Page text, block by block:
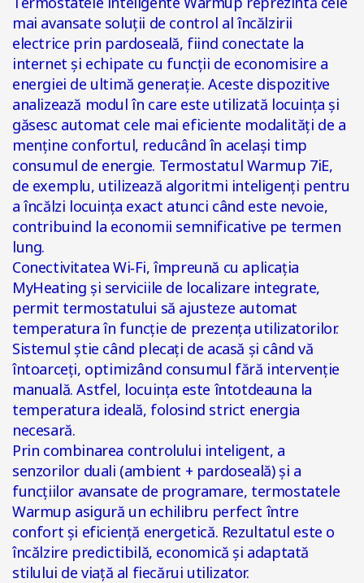
mai avansate soluții de control al încălzirii
electrice prin pardoseală, fiind conectate la
internet și echipate cu funcții de economisire a
energiei de ultimă generație. Aceste dispozitive
analizează modul în care este utilizată locuința și
găsesc automat cele mai eficiente modalități de a
menține confortul, reducând în același timp
consumul de energie. Termostatul Warmup 7iE,
de exemplu, utilizează algoritmi inteligenți pentru
a încălzi locuința exact atunci când este nevoie,
contribuind la economii semnificative pe termen
lung.
Conectivitatea Wi‑Fi, împreună cu aplicația
MyHeating și serviciile de localizare integrate,
permit termostatului să ajusteze automat
temperatura în funcție de prezența utilizatorilor.
Sistemul știe când plecați de acasă și când vă
întoarceți, optimizând consumul fără intervenție
manuală. Astfel, locuința este întotdeauna la
temperatura ideală, folosind strict energia
necesară.
Prin combinarea controlului inteligent, a
senzorilor duali (ambient + pardoseală) și a
funcțiilor avansate de programare, termostatele
Warmup asigură un echilibru perfect între
confort și eficiență energetică. Rezultatul este o
încălzire predictibilă, economică și adaptată
stilului de viață al fiecărui utilizator.